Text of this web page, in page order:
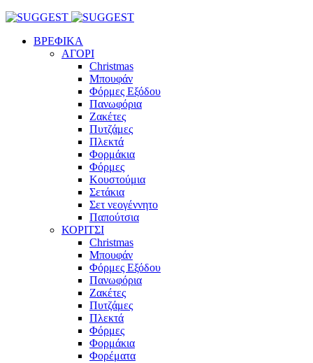
ΒΡΕΦΙΚΑ
ΑΓΟΡΙ
Christmas
Μπουφάν
Φόρμες Εξόδου
Πανωφόρια
Ζακέτες
Πυτζάμες
Πλεκτά
Φορμάκια
Φόρμες
Κουστούμια
Σετάκια
Σετ νεογέννητο
Παπούτσια
ΚΟΡΙΤΣΙ
Christmas
Μπουφάν
Φόρμες Εξόδου
Πανωφόρια
Ζακέτες
Πυτζάμες
Πλεκτά
Φόρμες
Φορμάκια
Φορέματα